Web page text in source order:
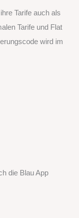
Tarife auch als
Tarife und Flat
wird im
die Blau App